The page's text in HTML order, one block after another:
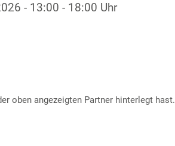
- 13:00 - 18:00 Uhr
oben angezeigten Partner hinterlegt hast.